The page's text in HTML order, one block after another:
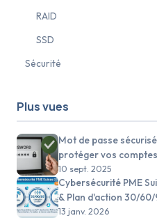
RAID
SSD
Sécurité
Plus vues
Mot de passe
protéger vos
10 sept. 2025
Cybersécurité PME
& Plan d'action 30/
13 janv. 2026